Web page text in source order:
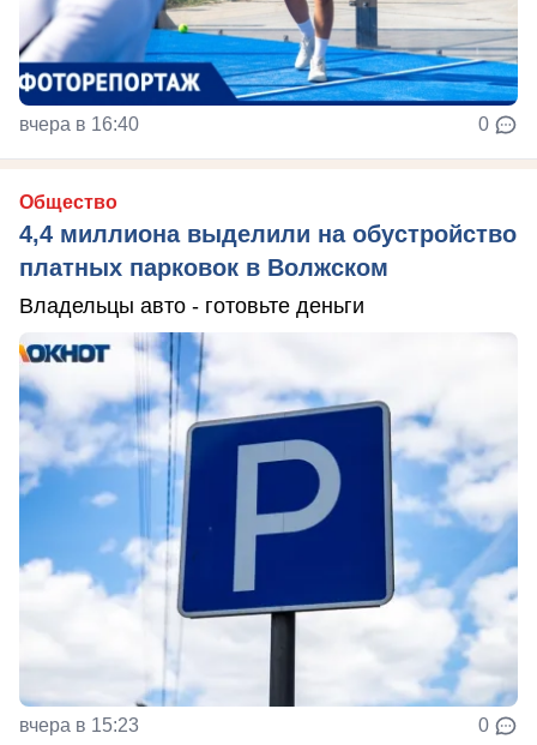
вчера в 16:40 0
Общество
4,4 миллиона выделили на обустройство
платных парковок в Волжском
Владельцы авто - готовьте деньги
вчера в 15:23 0